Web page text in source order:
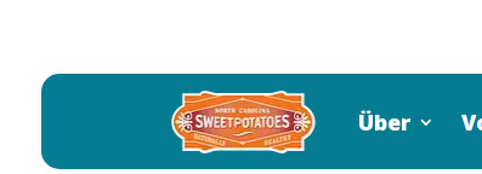
Über